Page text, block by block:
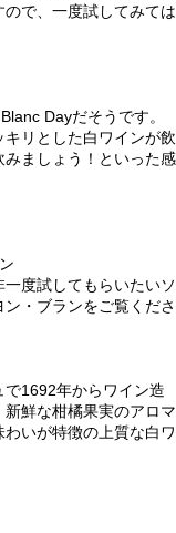
で、一度試してみては
Dayだそうです。
リとした白ワインが飲
ましょう！といった感
度試してもらいたいソ
・ブランをご覧くださ
1692年からワイン造
鮮な柑橘果実のアロマ
いが特徴の上質な白ワ